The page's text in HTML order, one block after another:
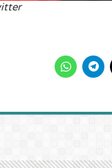
via Paul Pogba twitter